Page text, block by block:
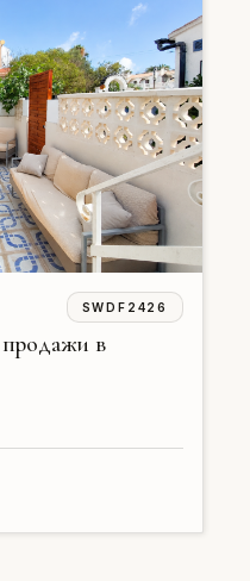
SWDF2426
продажи в